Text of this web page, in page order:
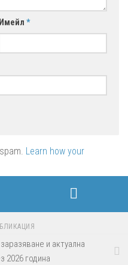
Имейл *
Learn how your
и актуална
2026 година